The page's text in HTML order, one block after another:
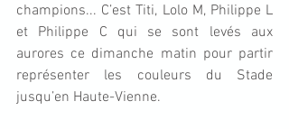
champions... C’est Titi, Lolo M, Philippe L
et Philippe C qui se sont levés aux
aurores ce dimanche matin pour partir
représenter les couleurs du Stade
jusqu’en Haute-Vienne.